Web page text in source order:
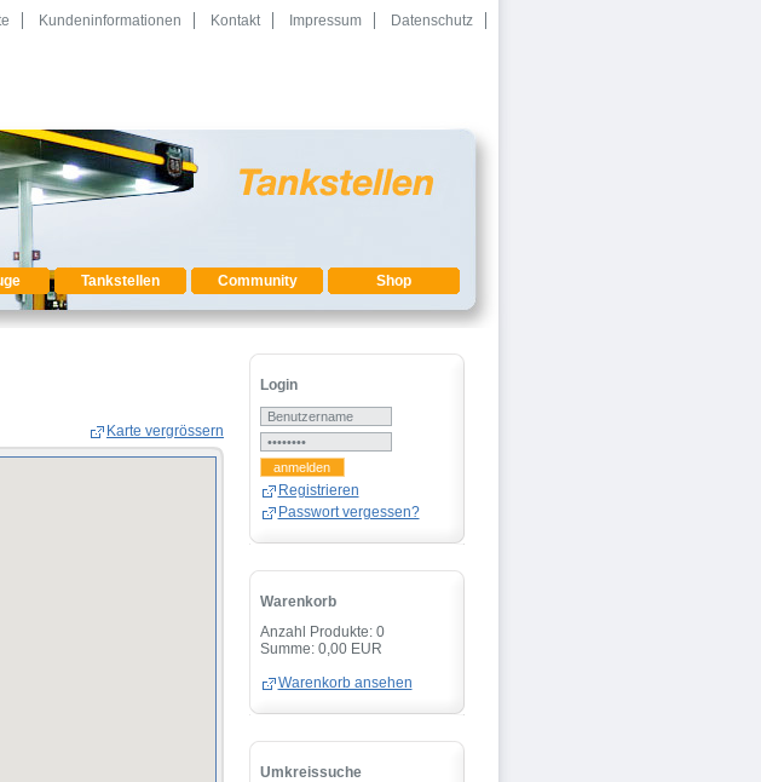
Kundeninformationen Kontakt Impressum Datenschutz
Tankstellen Community Shop
Login
Registrieren
Passwort vergessen?
Warenkorb
Anzahl Produkte: 0
Summe: 0,00 EUR
Warenkorb ansehen
Umkreissuche